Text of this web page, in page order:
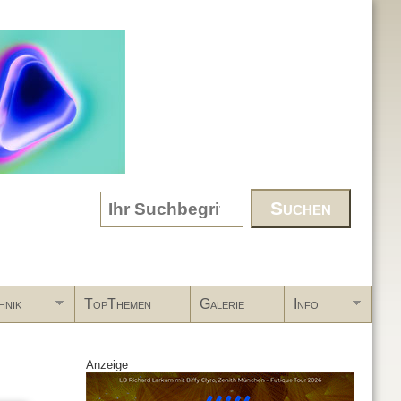
Search form
TopThemen Galerie Info
Anzeige